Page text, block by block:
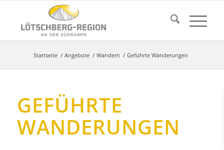
Startseite / Angebote / Wandern / Geführte Wanderungen
GEFÜHRTE
WANDERUNGEN